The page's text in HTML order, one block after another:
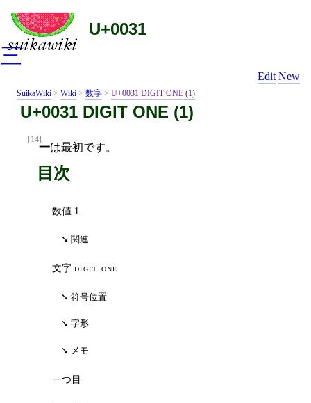
U+0031
Edit New
SuikaWiki > Wiki > 数字 > U+0031 DIGIT ONE (1)
U+0031 DIGIT ONE (1)
[14]
一は最初です。
目次
数値 1
関連
文字 digit one
符号位置
字形
メモ
一つ目
三